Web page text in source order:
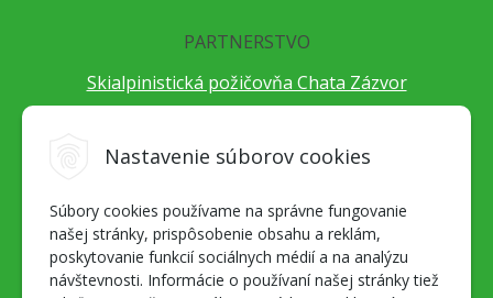
Nastavenie súborov cookies
Súbory cookies používame na správne fungovanie
našej stránky, prispôsobenie obsahu a reklám,
poskytovanie funkcií sociálnych médií a na analýzu
návštevnosti. Informácie o používaní našej stránky tiež
PARTNERSTVO
Skialpinistická požičovňa Chata Zázvor
Cestovateľský festival Cestou necestou
Alpenverein Slovensko
Hore-dole Derešom
Motorest Nemecká